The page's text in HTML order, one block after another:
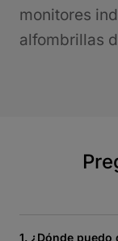
monitores
alfombrillas
1. ¿Dónde